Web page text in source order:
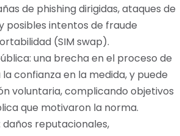
de phishing dirigidas, ataques de
posibles intentos de fraude
(SIM swap).
una brecha en el proceso de
confianza en la medida, y puede
voluntaria, complicando objetivos
que motivaron la norma.
reputacionales,